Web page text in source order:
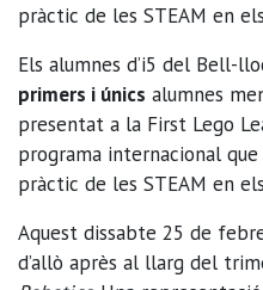
pràctic de les STEAM en
Els alumnes d’i5 del Bell-
primers i únics alumnes
presentat a la First Lego
programa internacional
pràctic de les STEAM en
Aquest dissabte 25 de
d’allò après al llarg del